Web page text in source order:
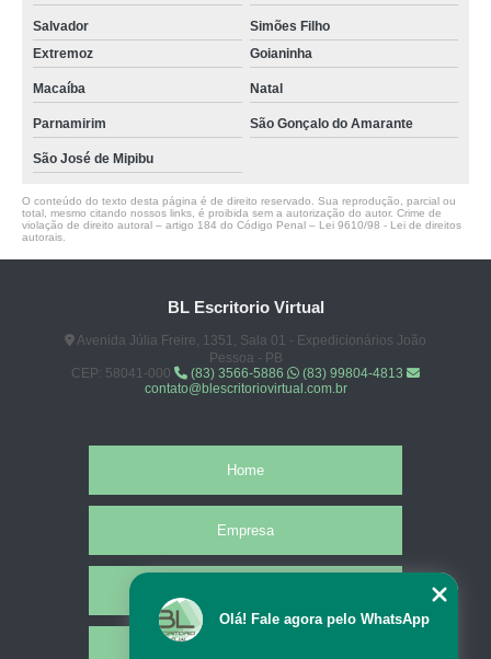
onde faz locação de auditório Guarabira
auditório para 100 pessoas alugar Aroeiras
onde faz locação de auditório Água Branca
auditório para palestra locar Taperoá
onde faz locação de auditório corporativo Riacho dos Cavalos
auditório 50 pessoas locar Juru
auditório coworking alugar Barra dos Coqueiros
onde encontrar auditório para palestra Extremoz
auditório para 100 pessoas Princesa Isabel
auditório para alugar alugar Taperoá
onde encontrar auditório corporativo Cabo de Santo Agostinho
onde encontrar auditório corporativo Aparecida
auditório para 70 pessoas locar Aroeiras
Salvador
Simões Filho
Extremoz
Goianinha
Macaíba Natal
Parnamirim São Gonçalo do Amarante
São José de Mipibu
O conteúdo do texto desta página é de direito reservado. Sua reprodução, parcial ou
total, mesmo citando nossos links, é proibida sem a autorização do autor. Crime de
violação de direito autoral – artigo 184 do Código Penal – Lei 9610/98 - Lei de direitos
autorais
BL Escritorio Virtual
Avenida Júlia Freire, 1351, Sala 01 - Expedicionários João
Pessoa - PB
CEP: 58041-000
(83) 3566-5886
(83) 99804-4813
contato@blescritoriovirtual.com.br
Home
Empresa
Olá! Fale agora pelo WhatsApp